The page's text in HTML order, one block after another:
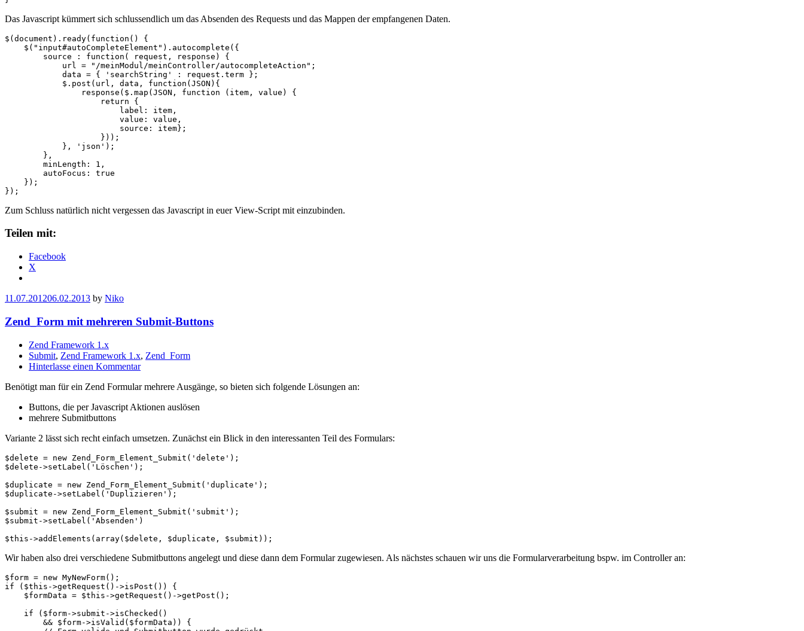
Das Javascript kümmert sich schlussendlich um das Absenden des Requests und das Mappen der empfangenen Daten.
$(document).ready(function() {
    $("input#autoCompleteElement").autocomplete({
        source : function( request, response) {
            url = "/meinModul/meinController/autocompleteAction";
            data = { 'searchString' : request.term };
            $.post(url, data, function(JSON){
                response($.map(JSON, function (item, value) {
                    return {
                        label: item,
                        value: value,
                        source: item};
                    }));
            }, 'json');
        },
        minLength: 1,
        autoFocus: true
    });
Zum Schluss natürlich nicht vergessen das Javascript in euer View-Script mit einzubinden.
Teilen mit:
Facebook
X
11.07.201206.02.2013 by Niko
Zend_Form mit mehreren Submit-Buttons
Zend Framework 1.x
Submit, Zend Framework 1.x, Zend_Form
Hinterlasse einen Kommentar
Benötigt man für ein Zend Formular mehrere Ausgänge, so bieten sich folgende Lösungen an:
Buttons, die per Javascript Aktionen auslösen
mehrere Submitbuttons
Variante 2 lässt sich recht einfach umsetzen. Zunächst ein Blick in den interessanten Teil des Formulars:
$delete = new Zend_Form_Element_Submit('delete');
$delete->setLabel('Löschen');
$duplicate = new Zend_Form_Element_Submit('duplicate');
$duplicate->setLabel('Duplizieren');
$submit = new Zend_Form_Element_Submit('submit');
$submit->setLabel('Absenden')
Wir haben also drei verschiedene Submitbuttons angelegt und diese dann dem Formular zugewiesen. Als nächstes schauen wir uns die Formularverarbeitung bspw. im Controller an:
$form = new MyNewForm();
if ($this->getRequest()->isPost()) {
    $formData = $this->getRequest()->getPost();
    if ($form->submit->isChecked()
        && $form->isValid($formData)) {